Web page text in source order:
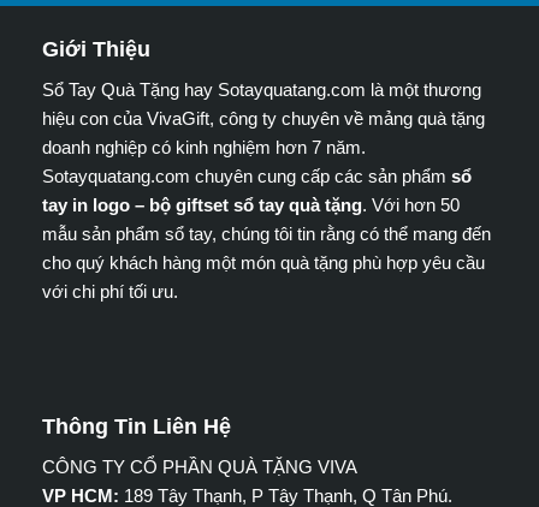
Giới Thiệu
Sổ Tay Quà Tặng hay Sotayquatang.com là một thương
hiệu con của VivaGift, công ty chuyên về mảng quà tặng
doanh nghiệp có kinh nghiệm hơn 7 năm.
Sotayquatang.com chuyên cung cấp các sản phẩm sổ
tay in logo – bộ giftset sổ tay quà tặng. Với hơn 50
mẫu sản phẩm sổ tay, chúng tôi tin rằng có thể mang đến
cho quý khách hàng một món quà tặng phù hợp yêu cầu
với chi phí tối ưu.
Thông Tin Liên Hệ
CÔNG TY CỔ PHẦN QUÀ TẶNG VIVA
VP HCM: 189 Tây Thạnh, P Tây Thạnh, Q Tân Phú.